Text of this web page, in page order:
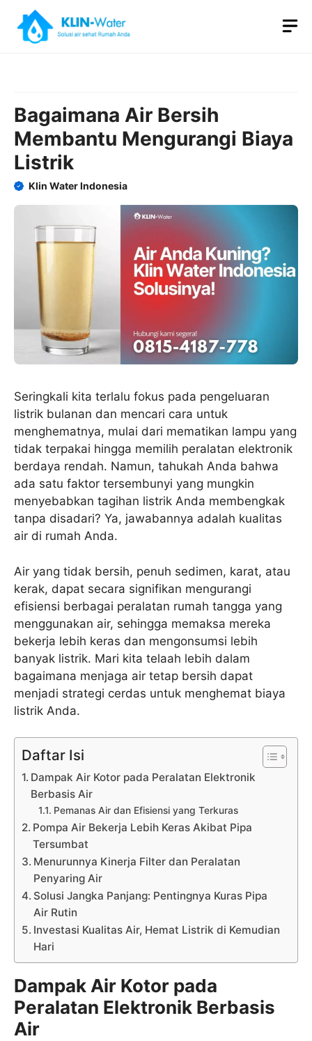
content
Bagaimana Air Bersih
Membantu Mengurangi Biaya
Listrik
Klin Water Indonesia
Seringkali kita terlalu fokus pada pengeluaran
listrik bulanan dan mencari cara untuk
menghematnya, mulai dari mematikan lampu yang
tidak terpakai hingga memilih peralatan elektronik
berdaya rendah. Namun, tahukah Anda bahwa
ada satu faktor tersembunyi yang mungkin
menyebabkan tagihan listrik Anda membengkak
tanpa disadari? Ya, jawabannya adalah kualitas
air di rumah Anda.
Air yang tidak bersih, penuh sedimen, karat, atau
kerak, dapat secara signifikan mengurangi
efisiensi berbagai peralatan rumah tangga yang
menggunakan air, sehingga memaksa mereka
bekerja lebih keras dan mengonsumsi lebih
banyak listrik. Mari kita telaah lebih dalam
bagaimana menjaga air tetap bersih dapat
menjadi strategi cerdas untuk menghemat biaya
listrik Anda.
Daftar Isi
Dampak Air Kotor pada Peralatan Elektronik
Berbasis Air
Pemanas Air dan Efisiensi yang Terkuras
Pompa Air Bekerja Lebih Keras Akibat Pipa
Tersumbat
Menurunnya Kinerja Filter dan Peralatan
Penyaring Air
Solusi Jangka Panjang: Pentingnya Kuras Pipa
Air Rutin
Investasi Kualitas Air, Hemat Listrik di Kemudian
Hari
Dampak Air Kotor pada
Peralatan Elektronik Berbasis
Air